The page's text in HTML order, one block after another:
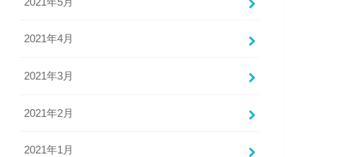
2021年4月
2021年3月
2021年2月
2021年1月